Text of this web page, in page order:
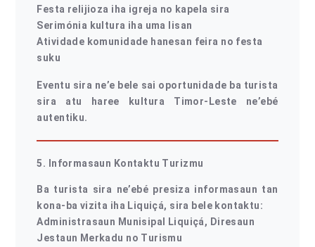
Festa relijioza iha igreja no kapela sira
Serimónia kultura iha uma lisan
Atividade komunidade hanesan feira no festa
suku
Eventu sira ne’e bele sai oportunidade ba turista
sira atu haree kultura Timor-Leste ne’ebé
autentiku.
5. Informasaun Kontaktu Turizmu
Ba turista sira ne’ebé presiza informasaun tan
kona-ba vizita iha Liquiçá, sira bele kontaktu:
Administrasaun Munisipal Liquiçá, Diresaun
Jestaun Merkadu no Turismu